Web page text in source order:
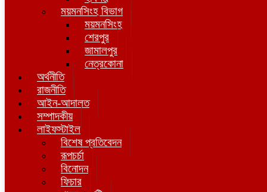
ময়মনসিংহ বিভাগ
ময়মনসিংহ
শেরপুর
জামালপুর
নেত্রকোনা
অর্থনীতি
রাজনীতি
আইন-আদালত
সম্পাদকীয়
লাইফস্টাইল
বিশেষ প্রতিবেদন
রূপচর্চা
বিনোদন
ফিচার